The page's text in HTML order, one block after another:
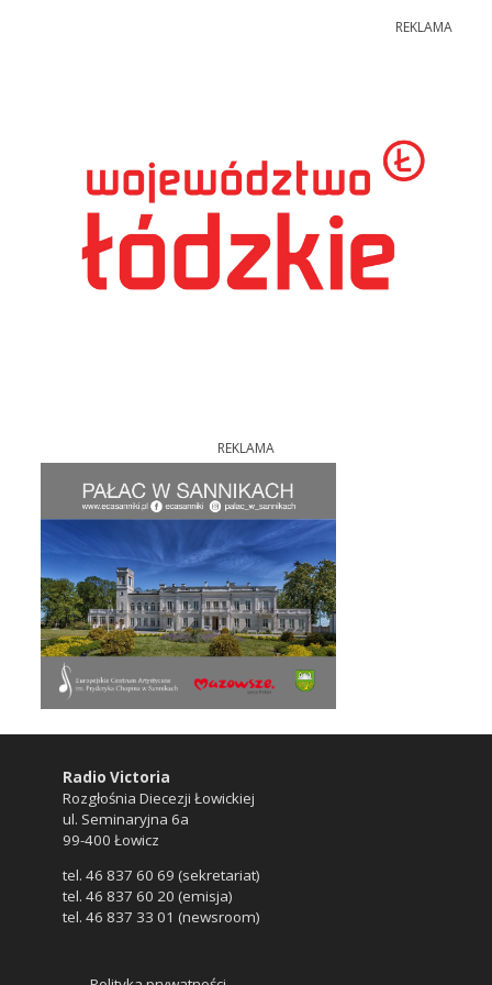
REKLAMA
REKLAMA
Radio Victoria
Rozgłośnia Diecezji Łowickiej
ul. Seminaryjna 6a
99-400 Łowicz
tel. 46 837 60 69 (sekretariat)
tel. 46 837 60 20 (emisja)
tel. 46 837 33 01 (newsroom)